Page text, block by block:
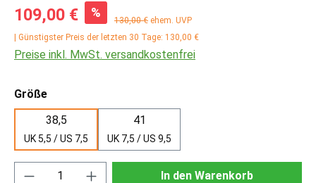
Verkaufspreis:
109,00 € % Regulärer Preis:
130,00 € ehem. UVP
| Günstigster Preis der letzten 30 Tage: 130,00 €
Preise inkl. MwSt. versandkostenfrei
Größeauswählen
38,5
UK 5,5 / US 7,5
41
UK 7,5 / US 9,5
Produkt Anzahl: Gib den gewünschten
In den Warenkorb